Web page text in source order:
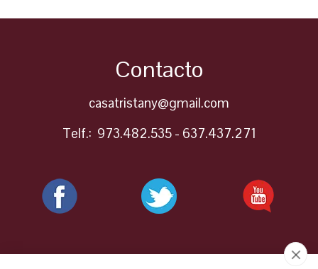
Contacto
casatristany@gmail.com
Telf.: 973.482.535 - 637.437.271